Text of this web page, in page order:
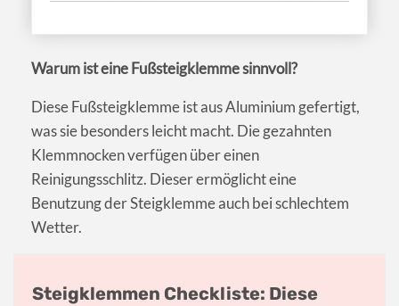
Warum ist eine Fußsteigklemme sinnvoll?
Diese Fußsteigklemme ist aus Aluminium gefertigt,
was sie besonders leicht macht. Die gezahnten
Klemmnocken verfügen über einen
Reinigungsschlitz. Dieser ermöglicht eine
Benutzung der Steigklemme auch bei schlechtem
Wetter.
Steigklemmen Checkliste: Diese